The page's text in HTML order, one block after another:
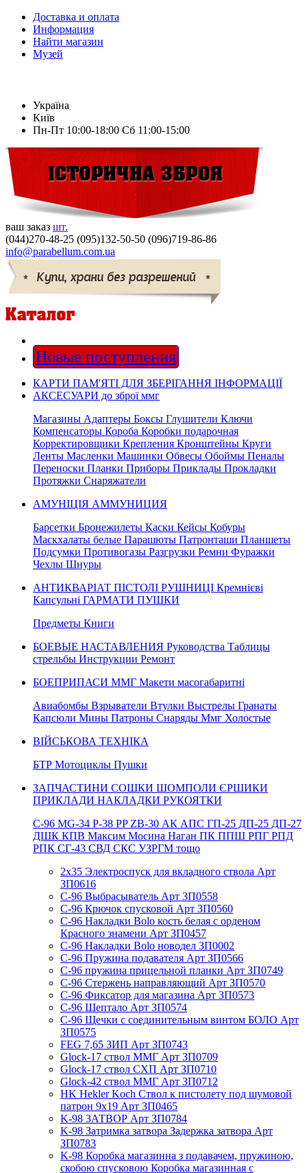
Доставка и оплата
Информация
Найти магазин
Музей
Україна
Київ
Пн-Пт 10:00-18:00 Сб 11:00-15:00
ваш заказ шт.
(044)270-48-25 (095)132-50-50 (096)719-86-86
info@parabellum.com.ua
Новые поступления
КАРТИ ПАМ'ЯТІ ДЛЯ ЗБЕРІГАННЯ ІНФОРМАЦІЇ
АКСЕСУАРИ до зброї ммг
Магазины Адаптеры Боксы Глушители Ключи
Компенсаторы Короба Коробки подарочная
Корректировщики Крепления Кронштейны Круги
Ленты Масленки Машинки Обвесы Обоймы Пеналы
Переноски Планки Приборы Приклады Прокладки
Протяжки Снаряжатели
АМУНІЦІЯ АММУНИЦИЯ
Барсетки Бронежилеты Каски Кейсы Кобуры
Маскхалаты белые Парашюты Патронташи Планшеты
Подсумки Противогазы Разгрузки Ремни Фуражки
Чехлы Шнуры
АНТИКВАРІАТ ПІСТОЛІ РУШНИЦІ Кремнієві
Капсульні ГАРМАТИ ПУШКИ
Предметы Книги
БОЕВЫЕ НАСТАВЛЕНИЯ Руководства Таблицы
стрельбы Инструкции Ремонт
БОЕПРИПАСИ ММГ Макети масогабаритні
Авиабомбы Взрыватели Втулки Выстрелы Гранаты
Капсюли Мины Патроны Снаряды Ммг Холостые
ВІЙСЬКОВА ТЕХНІКА
БТР Мотоциклы Пушки
ЗАПЧАСТИНИ СОШКИ ШОМПОЛИ ЄРШИКИ
ПРИКЛАДИ НАКЛАДКИ РУКОЯТКИ
C-96 MG-34 P-38 PP ZB-30 АК АПС ГП-25 ДП-25 ДП-27
ДШК КПВ Максим Мосина Наган ПК ППШ РПГ РПД
РПК СГ-43 СВД CКС УЗРГМ тощо
2х35 Электроспуск для вкладного ствола Арт
ЗП0616
C-96 Выбрасыватель Арт ЗП0558
C-96 Крючок спусковой Арт ЗП0560
C-96 Накладки Bolo кость белая с орденом
Красного знамени Арт ЗП0457
C-96 Накладки Bolo новодел ЗП0002
C-96 Пружина подавателя Арт ЗП0566
C-96 пружина прицельной планки Арт ЗП0749
C-96 Стержень направляющий Арт ЗП0570
C-96 Фиксатор для магазина Арт ЗП0573
C-96 Шептало Арт ЗП0574
C-96 Щечки с соединительным винтом БОЛО Арт
ЗП0575
FEG 7,65 ЗИП Арт ЗП0743
Glock-17 ствол ММГ Арт ЗП0709
Glock-17 ствол СХП Арт ЗП0710
Glock-42 ствол ММГ Арт ЗП0712
HK Hekler Koch Ствол к пистолету под шумовой
патрон 9х19 Арт ЗП0465
K-98 ЗАТВОР Арт ЗП0784
K-98 Затримка затвора Задержка затвора Арт
ЗП0783
K-98 Коробка магазинна з подавачем, пружиною,
скобою спусковою Коробка магазинная с